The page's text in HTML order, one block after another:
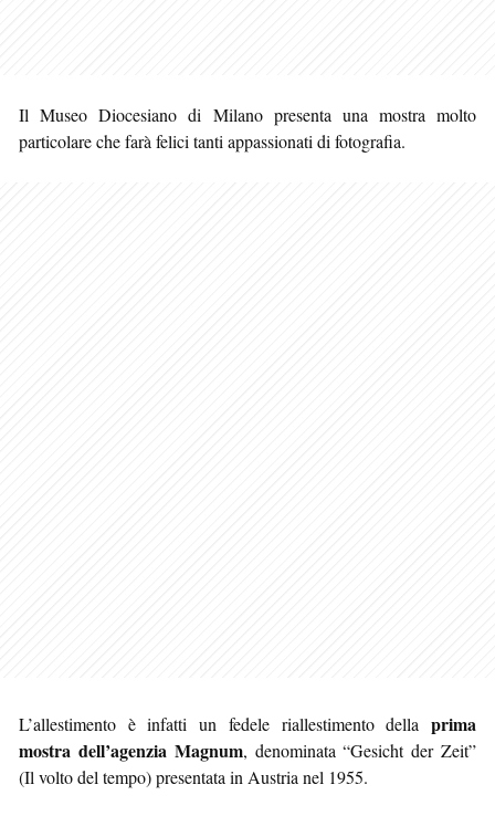
Il Museo Diocesiano di Milano presenta una mostra molto
particolare che farà felici tanti appassionati di fotografia.
L’allestimento è infatti un fedele riallestimento della prima
mostra dell’agenzia Magnum, denominata “Gesicht der Zeit”
(Il volto del tempo) presentata in Austria nel 1955.